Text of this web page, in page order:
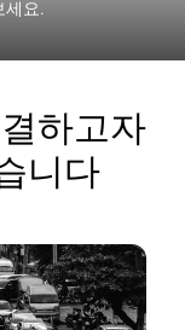
세요.
하고자
니다